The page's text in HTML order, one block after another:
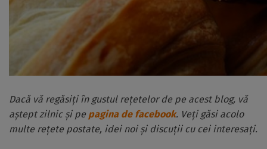
Dacă vă regăsiți în gustul rețetelor de pe acest blog, vă
aștept zilnic și pe pagina de facebook. Veți găsi acolo
multe rețete postate, idei noi și discuții cu cei interesați.